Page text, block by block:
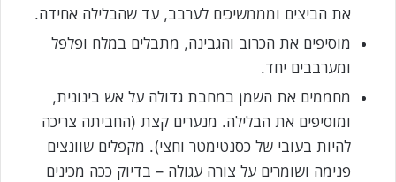
את הביצים ומממשיכים לערבב, עד שהבלילה אחידה.
מוסיפים את הכרוב והגבינה, מתבלים במלח ופלפל
ומערבבים יחד.
מחממים את השמן במחבת גדולה על אש בינונית,
ומוסיפים את הבלילה. מנערים קצת (החביתה צריכה
להיות בעובי של כסנטימטר וחצי). מקפלים שוונצים
פנימה ושומרים על צורה עגולה – בדיוק ככה מכינים